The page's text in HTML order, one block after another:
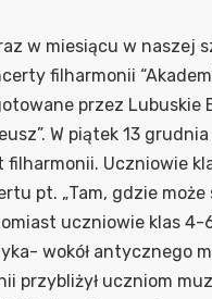
w miesiącu w naszej
filharmonii
przez Lubuskie
W piątek 13 grudnia
Uczniowie
pt. „Tam, gdzie może
uczniowie klas 4-
wokół antycznego
przybliżył uczniom